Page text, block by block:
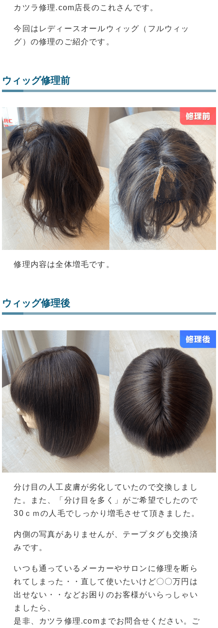
カツラ修理.com店長のこれさんです。
今回はレディースオールウィッグ（フルウィッ
グ）の修理のご紹介です。
ウィッグ修理前
修理内容は全体増毛です。
ウィッグ修理後
分け目の人工皮膚が劣化していたので交換しまし
た。また、「分け目を多く」がご希望でしたので
30ｃｍの人毛でしっかり増毛させて頂きました。
内側の写真がありませんが、テープタグも交換済
みです。
いつも通っているメーカーやサロンに修理を断ら
れてしまった・・直して使いたいけど〇〇万円は
出せない・・などお困りのお客様がいらっしゃい
ましたら、
是非、カツラ修理.comまでお問合せください。ご